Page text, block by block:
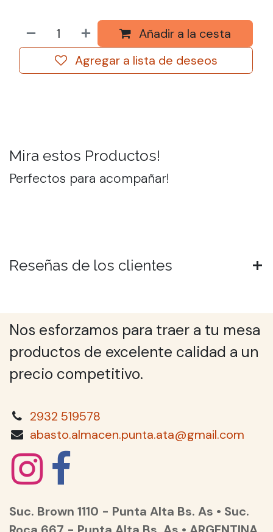
Añadir a la cesta
Agregar a lista de deseos
Mira estos Productos!
Perfectos para acompañar!
Reseñas de los clientes
Nos esforzamos para traer a tu mesa
productos de excelente calidad a un
precio competitivo.
2932 519578
abasto.almacen.punta.ata@gmail.com
Suc. Brown 1110 - Punta Alta Bs. As • Suc.